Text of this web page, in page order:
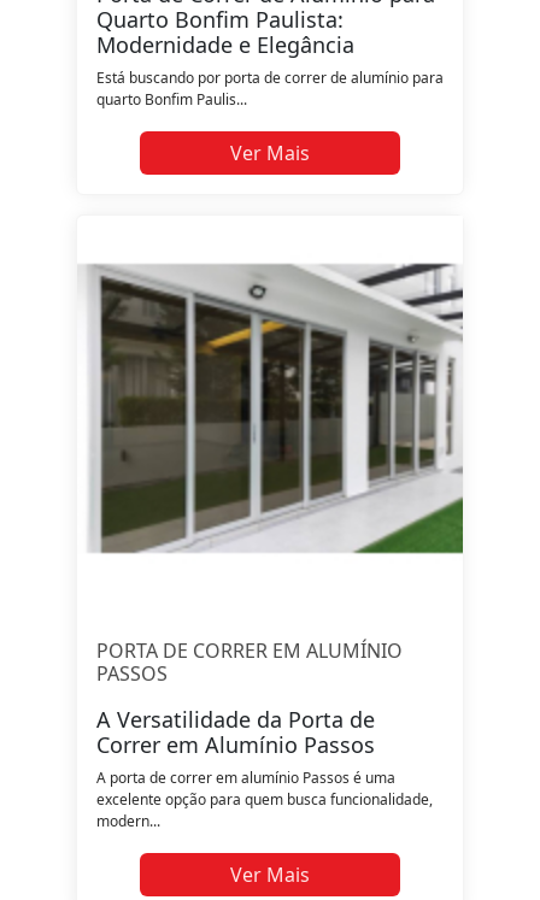
Quarto Bonfim Paulista:
Modernidade e Elegância
Está buscando por porta de correr de alumínio para
quarto Bonfim Paulis...
Ver Mais
PORTA DE CORRER EM ALUMÍNIO
PASSOS
A Versatilidade da Porta de
Correr em Alumínio Passos
A porta de correr em alumínio Passos é uma
excelente opção para quem busca funcionalidade,
modern...
Ver Mais